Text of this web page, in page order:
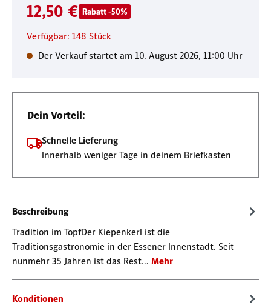
12,50 € Rabatt -50%
Verfügbar: 148 Stück
Der Verkauf startet am 10. August 2026, 11:00 Uhr
Dein Vorteil:
Schnelle Lieferung
Innerhalb weniger Tage in deinem Briefkasten
Beschreibung
Tradition im TopfDer Kiepenkerl ist die
Traditionsgastronomie in der Essener Innenstadt. Seit
nunmehr 35 Jahren ist das Rest… Mehr
Konditionen